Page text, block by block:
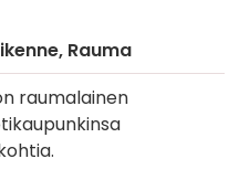
Rauma
raumalainen